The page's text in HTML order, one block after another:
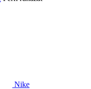
Nike